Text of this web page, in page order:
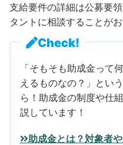
支給要件の詳細は公募要
タントに相談することがお
Check!
「そもそも助成金って
えるものなの？」とい
ら！助成金の制度や仕
説しています！
助成金とは？対象者